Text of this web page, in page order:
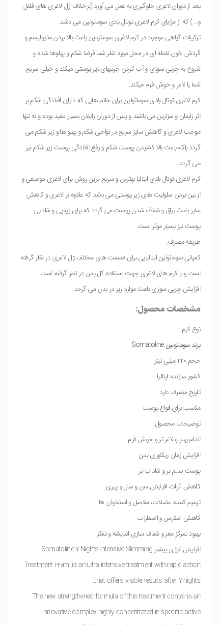
بعد از دوران لاغری جلوگیری به عمل می آورد (برخلاف ژل لاغری های فلفل
و… ) که از مزایای کرم لاغری توتال بادی سوماتولین می باشد.
ترکیبات گیاهی موجود در کرم لاغری سوماتولین باعث بالا بردن متابولیسم و
گردش خون نقطه ای در محل مورد نظر شما فرضا شکم و پهلوها شده و
شروع به چربی سوزی و آب کردن چربیهای زیر پوستی میکند و خیلی سریع
شما را لاغر و خوش فرم میکند.
کرم لاغری توتال بادی سوماتولین برای خانم هایی که دارای افتادگی شکم بر
اثر زایمان و سزارین می باشند و پس از دوران زایمان بسیار مفید بوده و نه تنها
موجب لاغری و کاهش سایز سریع در نواحی شکم و پهلو ها و زیر شکم می
گردد بلکه باعث بالا کشیدن پوست شکم و رفع افتادگی پوست زیر شکم نیز
می گردد.
کرم لاغری توتال بادی ایتالیا بهترین و سریع ترین روش برای لاغری موضعی و
از بین بردن سلولیت های زیر پوستی می باشد که علاوه بر لاغری و کاهش
سایز باعث براق و شفاف شدن پوست می گردد که برای زیبایی و شادابی
پوست نیز بسیار موثر است.
طریقه مصرف:
کمپانی سوماتولین ایتالیایی برای قسمت های مختلف ژل لاغری در نظر گرفته
است و یا کرم های لاغری جهت استفاده کل بدن در نظر گرفته است.
افزایش چربی سوزی باعث موارد زیر در بدن می گردد:
مشخصات محصول:
نوع کرم
برند سوماتولین Somatoline
حجم ۲۲۰ میلی لیتر
کشور سازنده ایتالیا
تاریخ مصرف دارد
مناسب برای انواع پوست
توضیحات محصول:
اندام بهتر و لاغر تر و خوش فرم
افزایش زمان ریکاوری بدن
پوست سالم تر و شاداب تر
کاهش اثرات افزایش سن و سال و پیری
ترمیم کننده عضلات، مفاصل و استخوان ها
کاهش استرس و اضطراب
بهبود تمرکز مغز و شفاف سازی اندیشه و تفکر
افزایش انرژی بیشتر Somatoline 7 Nights Intensive Slimming
Treatment 220ml is an ultra intensive treatment with rapid action
that offers visible results after 7 nights.
The new strengthened formula of this treatment contains an
innovative complex highly concentrated in specific active